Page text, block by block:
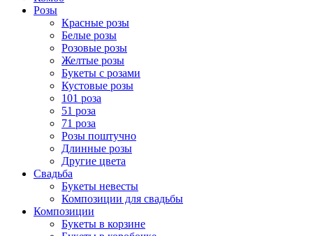
Розы
Красные розы
Белые розы
Розовые розы
Желтые розы
Букеты с розами
Кустовые розы
101 роза
51 роза
71 роза
Розы поштучно
Длинные розы
Другие цвета
Свадьба
Букеты невесты
Композиции для свадьбы
Композиции
Букеты в корзине